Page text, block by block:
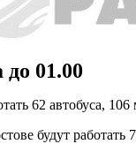
01.00
62 автобуса,
будут работать